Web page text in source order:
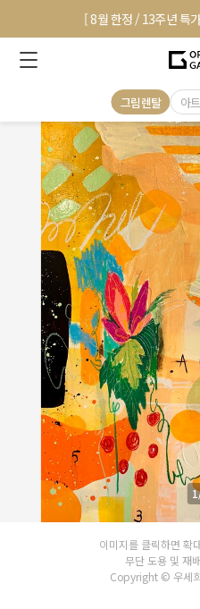
[ 8월 한정 / 13주년 특
그림렌탈 아
이미지를 클릭하면 확
무단 도용 및 재
Copyright © 우세